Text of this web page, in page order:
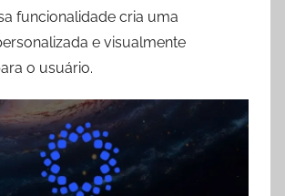
funcionalidade cria uma
e visualmente
o usuário.